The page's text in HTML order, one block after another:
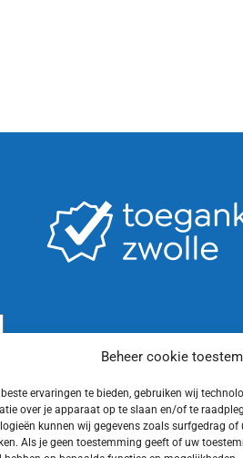
Beheer cookie
ervaringen te bieden, gebruiken wij
over je apparaat op te slaan en/of te
kunnen wij gegevens zoals surfgedrag of
Als je geen toestemming geeft of uw